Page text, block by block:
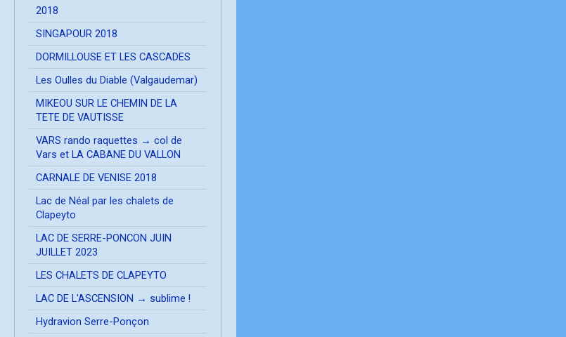
2018
SINGAPOUR 2018
DORMILLOUSE ET LES CASCADES
Les Oulles du Diable (Valgaudemar)
MIKEOU SUR LE CHEMIN DE LA
TETE DE VAUTISSE
VARS rando raquettes → col de
Vars et LA CABANE DU VALLON
CARNALE DE VENISE 2018
Lac de Néal par les chalets de
Clapeyto
LAC DE SERRE-PONCON JUIN
JUILLET 2023
LES CHALETS DE CLAPEYTO
LAC DE L'ASCENSION → sublime !
Hydravion Serre-Ponçon